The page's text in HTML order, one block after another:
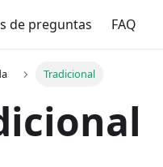
de preguntas FAQ
Tradicional